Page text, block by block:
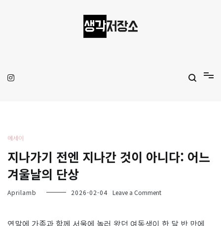
에세이
지나가기 전엔 지나간 것이 아니다: 어느
겨울날의 단상
Aprilamb 2026-02-04 Leave a Commenton
가
연말에 가족과 함께 서울에 놀러 왔던 여동생이 한 달 반 만에